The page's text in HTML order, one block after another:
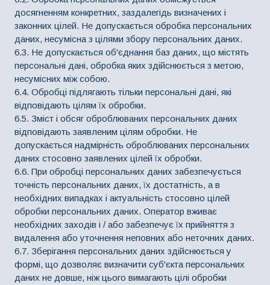
досягненням конкретних, заздалегідь визначених і
законних цілей. Не допускається обробка персональних
даних, несумісна з цілями збору персональних даних.
6.3. Не допускається об'єднання баз даних, що містять
персональні дані, обробка яких здійснюється з метою,
несумісних між собою.
6.4. Обробці підлягають тільки персональні дані, які
відповідають цілям їх обробки.
6.5. Зміст і обсяг оброблюваних персональних даних
відповідають заявленим цілям обробки. Не
допускається надмірність оброблюваних персональних
даних стосовно заявлених цілей їх обробки.
6.6. При обробці персональних даних забезпечується
точність персональних даних, їх достатність, а в
необхідних випадках і актуальність стосовно цілей
обробки персональних даних. Оператор вживає
необхідних заходів і / або забезпечує їх прийняття з
видалення або уточнення неповних або неточних даних.
6.7. Зберігання персональних даних здійснюється у
формі, що дозволяє визначити суб'єкта персональних
даних не довше, ніж цього вимагають цілі обробки